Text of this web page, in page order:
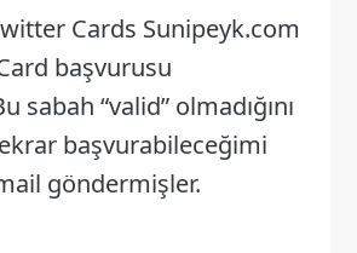
Cards Sunipeyk.com
başvurusu
sabah “valid” olmadığını
başvurabileceğimi
göndermişler.